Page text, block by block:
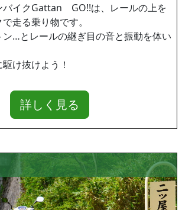
バイクGattan GO!!は、レールの上を
走る乗り物です。
ン…とレールの継ぎ目の音と振動を体い
け抜けよう！
詳しく見る